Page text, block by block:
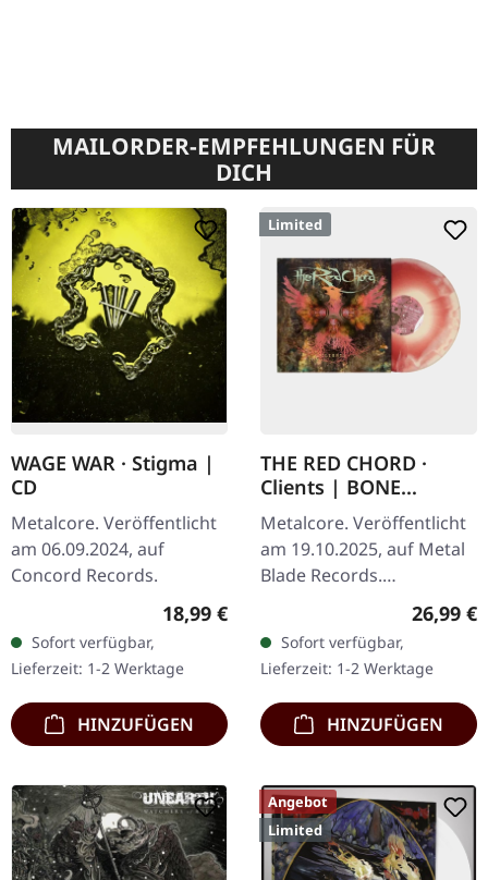
MAILORDER-EMPFEHLUNGEN FÜR
DICH
WAGE WAR · Stigma |
CD
Metalcore. Veröffentlicht
am 06.09.2024, auf
Concord Records.
Regulärer Preis:
18,99 €
Sofort verfügbar,
Lieferzeit: 1-2 Werktage
HINZUFÜGEN
Limited
THE RED CHORD ·
Clients | BONE
OXBLOOD MERGE LP
Metalcore. Veröffentlicht
am 19.10.2025, auf Metal
Blade Records.
Beige/Dunkelrotes Vinyl
mit "Merge"-Effekt im
Gatefold-Cover mit 6-
seitigem Insert…
26,99 €
Sofort verfügbar,
Lieferzeit: 1-2 Werktage
HINZUFÜGEN
Angebot
Limited